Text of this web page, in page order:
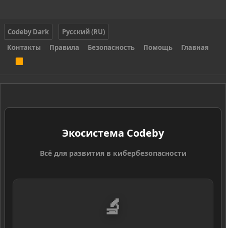
Codeby Dark
Русский (RU)
Контакты
Правила Безопасность Помощь Главная
S
Экосистема Codeby
Всё для развития в кибербезопасности
🔬